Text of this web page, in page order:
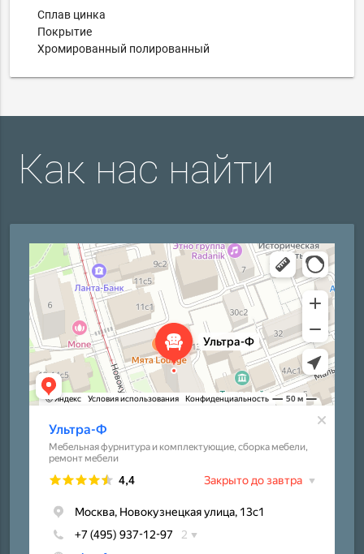
Сплав цинка
Покрытие
Хромированный полированный
Как нас найти